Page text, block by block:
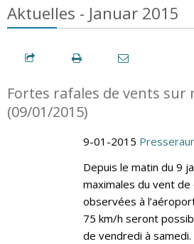
Aktuelles - Januar 2015
Fortes rafales de vents sur
(09/01/2015)
9-01-2015
Depuis le matin du 9
maximales du vent
observées à
75 km/h seront
de vendredi à